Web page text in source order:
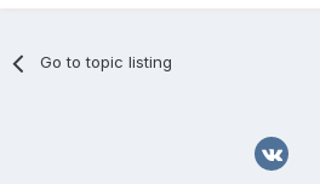
Go to topic listing